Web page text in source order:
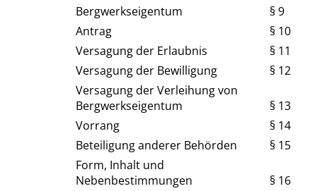
Bergwerkseigentum
§ 9
Antrag
§ 10
Versagung der Erlaubnis
§ 11
Versagung der Bewilligung
§ 12
Versagung der Verleihung von
Bergwerkseigentum
§ 13
Vorrang
§ 14
Beteiligung anderer Behörden
§ 15
Form, Inhalt und
Nebenbestimmungen
§ 16